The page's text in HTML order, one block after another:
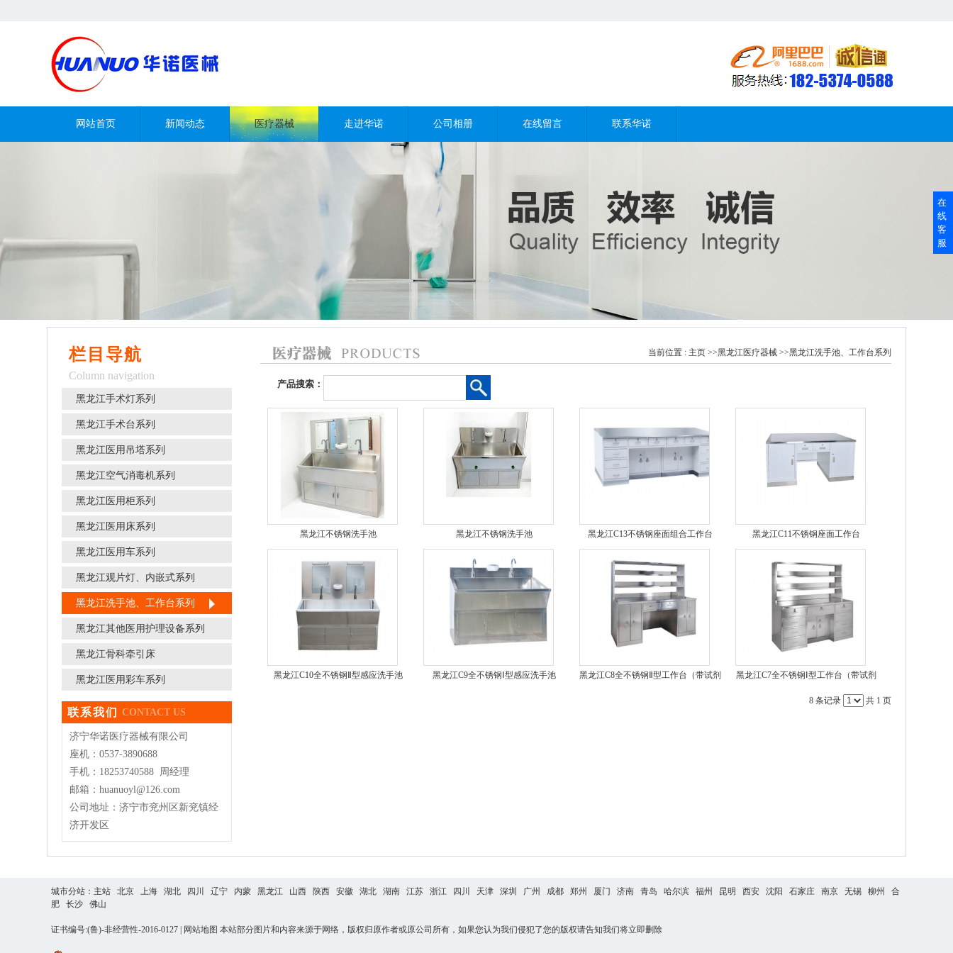
网站首页 新闻动态 医疗器械 走进华诺 公司相册 在线留言 联系华诺
栏目导航
Column navigation
黑龙江手术灯系列
黑龙江手术台系列
黑龙江医用吊塔系列
黑龙江空气消毒机系列
黑龙江医用柜系列
黑龙江医用床系列
黑龙江医用车系列
黑龙江观片灯、内嵌式系列
黑龙江洗手池、工作台系列
黑龙江其他医用护理设备系列
黑龙江骨科牵引床
黑龙江医用彩车系列
联系我们 CONTACT US
济宁华诺医疗器械有限公司
座机：0537-3890688
手机：18253740588 周经理
邮箱：huanuoyl@126.com
公司地址：济宁市兖州区新兖镇经
济开发区
当前位置 : 主页 >>黑龙江医疗器械 >>黑龙江洗手池、工作台系列
产品搜索：
黑龙江不锈钢洗手池 黑龙江不锈钢洗手池 黑龙江C13不锈钢座面组合工作台 黑龙江C11不锈钢座面工作台
黑龙江C10全不锈钢Ⅱ型感应洗手池 黑龙江C9全不锈钢Ⅰ型感应洗手池
黑龙江C8全不锈钢Ⅱ型工作台（带试剂
黑龙江C7全不锈钢Ⅰ型工作台（带试剂
8 条记录 共 1 页
城市分站： 主站 北京 上海 湖北 四川 辽宁 内蒙 黑龙江 山西 陕西 安徽 湖北 湖南 江苏 浙江 四川 天津 深圳 广州 成都 郑州 厦门 济南 青岛 哈尔滨 福州 昆明 西安 沈阳 石家庄 南京 无锡 柳州
合
肥
长沙 佛山
证书编号:(鲁)-非经营性-2016-0127 | 网站地图 本站部分图片和内容来源于网络，版权归原作者或原公司所有，如果您认为我们侵犯了您的版权请告知我们将立即删除
在
线
客
服